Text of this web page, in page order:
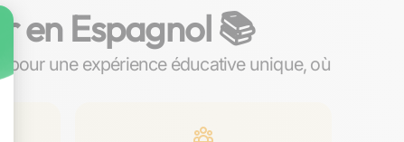
en Espagnol 📚
une expérience éducative unique, où